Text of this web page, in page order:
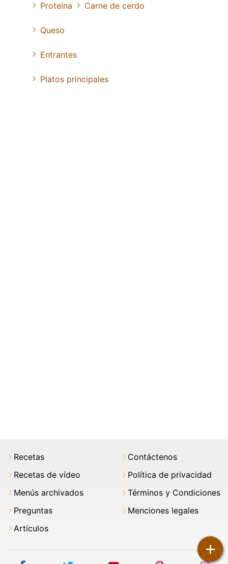
+
Proteína
Carne de cerdo
Queso
Entrantes
Platos principales
Recetas
Recetas de vídeo
Menús archivados
Preguntas
Artículos
Contáctenos
Política de privacidad
Términos y Condiciones
Menciones legales